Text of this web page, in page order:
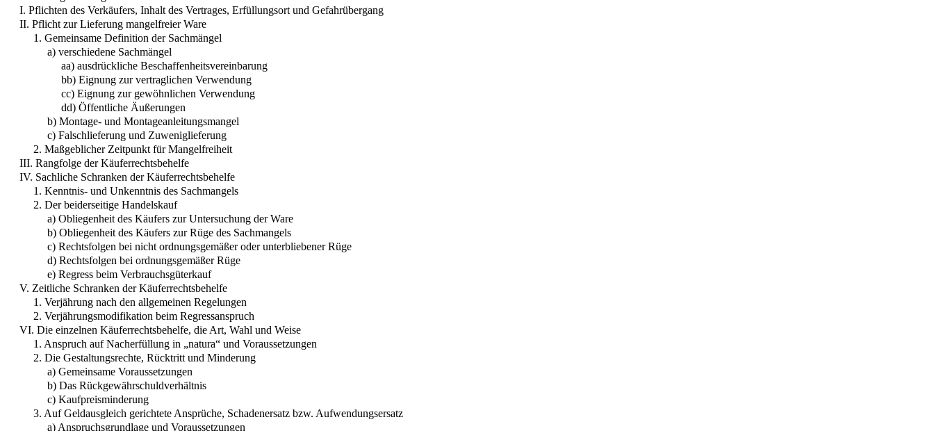
I. Pflichten des Verkäufers, Inhalt des Vertrages, Erfüllungsort und Gefahrübergang
II. Pflicht zur Lieferung mangelfreier Ware
1. Gemeinsame Definition der Sachmängel
a) verschiedene Sachmängel
aa) ausdrückliche Beschaffenheitsvereinbarung
bb) Eignung zur vertraglichen Verwendung
cc) Eignung zur gewöhnlichen Verwendung
dd) Öffentliche Äußerungen
b) Montage- und Montageanleitungsmangel
c) Falschlieferung und Zuweniglieferung
2. Maßgeblicher Zeitpunkt für Mangelfreiheit
III. Rangfolge der Käuferrechtsbehelfe
IV. Sachliche Schranken der Käuferrechtsbehelfe
1. Kenntnis- und Unkenntnis des Sachmangels
2. Der beiderseitige Handelskauf
a) Obliegenheit des Käufers zur Untersuchung der Ware
b) Obliegenheit des Käufers zur Rüge des Sachmangels
c) Rechtsfolgen bei nicht ordnungsgemäßer oder unterbliebener Rüge
d) Rechtsfolgen bei ordnungsgemäßer Rüge
e) Regress beim Verbrauchsgüterkauf
V. Zeitliche Schranken der Käuferrechtsbehelfe
1. Verjährung nach den allgemeinen Regelungen
2. Verjährungsmodifikation beim Regressanspruch
VI. Die einzelnen Käuferrechtsbehelfe, die Art, Wahl und Weise
1. Anspruch auf Nacherfüllung in „natura“ und Voraussetzungen
2. Die Gestaltungsrechte, Rücktritt und Minderung
a) Gemeinsame Voraussetzungen
b) Das Rückgewährschuldverhältnis
c) Kaufpreisminderung
3. Auf Geldausgleich gerichtete Ansprüche, Schadenersatz bzw. Aufwendungsersatz
a) Anspruchsgrundlage und Voraussetzungen